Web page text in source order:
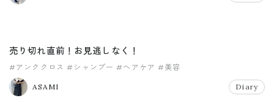
売り切れ直前！お見逃しなく！
#アンククロス #シャンプー #ヘアケア #美容
ASAMI Diary